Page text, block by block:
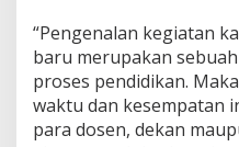
“Pengenalan kegiatan
baru merupakan
proses pendidikan.
waktu dan kesempatan
para dosen, dekan